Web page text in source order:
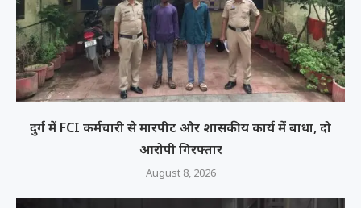
दुर्ग में FCI कर्मचारी से मारपीट और शासकीय कार्य में बाधा, दो
आरोपी गिरफ्तार
August 8, 2026